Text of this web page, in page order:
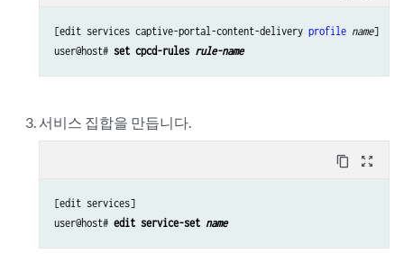
[edit services captive-portal-content-delivery profile name]
user@host# set cpcd-rules rule-name
서비스 집합을 만듭니다.
content_copy zoom_out_map
[edit services]
user@host# edit service-set name